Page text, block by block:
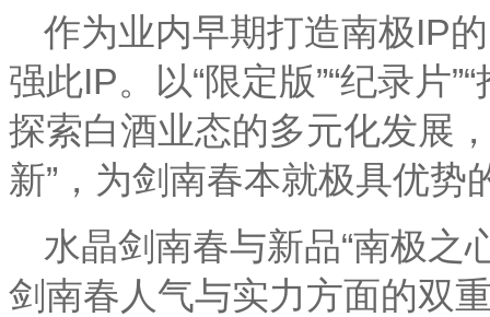
作为业内早期打造南极IP
强此IP。以“限定版”“纪录片
探索白酒业态的多元化发展
新”，为剑南春本就极具优
水晶剑南春与新品“南极之
剑南春人气与实力方面的双